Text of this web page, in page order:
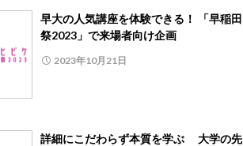
早大の人気講座を体験できる！ 「早稲田
祭2023」で来場者向け企画
2023年10月21日
詳細にこだわらず本質を学ぶ 大学の先